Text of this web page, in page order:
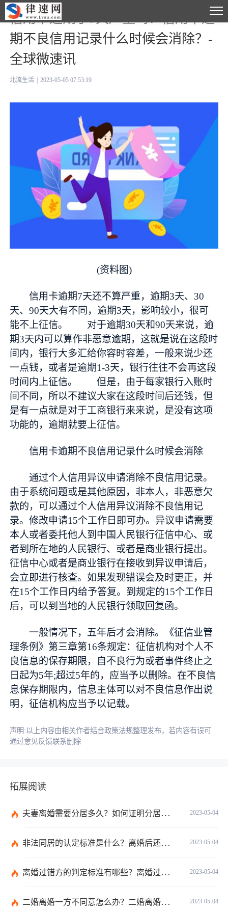
信用卡逾期了7天严重吗？信用卡逾
期不良信用记录什么时候会消除？-
全球微速讯
北流生活 2023-05-05 07:53:19
(资料图)
信用卡逾期7天还不算严重，逾期3天、30
天、90天大有不同，逾期3天，影响较小，很可
能不上征信。 对于逾期30天和90天来说，逾
期3天内可以算作非恶意逾期，这就是说在这段时
间内，银行大多汇给你容时容差，一般来说少还
一点钱，或者是逾期1-3天，银行往往不会再这段
时间内上征信。 但是，由于每家银行入账时
间不同，所以不建议大家在这段时间后还钱，但
是有一点就是对于工商银行来来说，是没有这项
功能的，逾期就要上征信。
信用卡逾期不良信用记录什么时候会消除
通过个人信用异议申请消除不良信用记录。
由于系统问题或是其他原因，非本人，非恶意欠
款的，可以通过个人信用异议消除不良信用记
录。修改申请15个工作日即可办。异议申请需要
本人或者委托他人到中国人民银行征信中心、或
者到所在地的人民银行、或者是商业银行提出。
征信中心或者是商业银行在接收到异议申请后，
会立即进行核查。如果发现错误会及时更正，并
在15个工作日内给予答复。到规定的15个工作日
后，可以到当地的人民银行领取回复函。
一般情况下，五年后才会消除。《征信业管
理条例》第三章第16条规定：征信机构对个人不
良信息的保存期限，自不良行为或者事件终止之
日起为5年;超过5年的，应当予以删除。在不良信
息保存期限内，信息主体可以对不良信息作出说
明，征信机构应当予以记载。
声明:以上内容由相关作者结合政策法规整理发布，若内容有误可
通过意见反馈联系删除
拓展阅读
2023-05-04
夫妻离婚需要分居多久？如何证明分居事实？
2023-05-04
非法同居的认定标准是什么？离婚后还在一起同居不违法吧？
2023-05-04
离婚过错方的判定标准有哪些？离婚过错方赔偿标准是什么？
2023-05-04
二婚离婚一方不同意怎么办？二婚离婚财产的分配与普通的离婚是相同的吗？